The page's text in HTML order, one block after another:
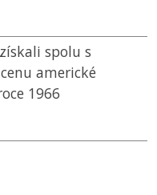
spolu s
americké
1966